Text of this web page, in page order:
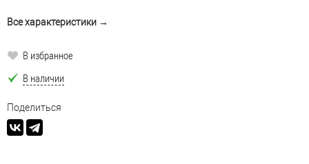
Все характеристики →
В избранное
В наличии
Поделиться